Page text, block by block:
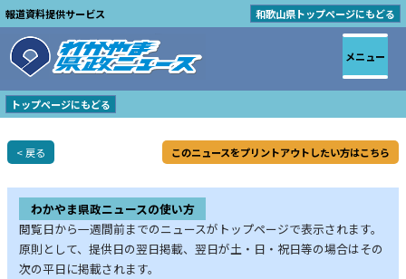
報道資料提供サービス 和歌山県トップページにもどる
トップページにもどる
< 戻る このニュースをプリントアウトしたい方はこちら
わかやま県政ニュースの使い方
閲覧日から一週間前までのニュースがトップページで表示されます。
原則として、提供日の翌日掲載、翌日が土・日・祝日等の場合はその
次の平日に掲載されます。
メニュー